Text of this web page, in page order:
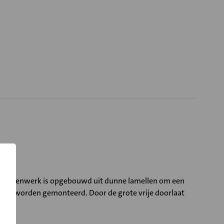
is opgebouwd uit dunne lamellen om een
te worden gemonteerd. Door de grote vrije doorlaat